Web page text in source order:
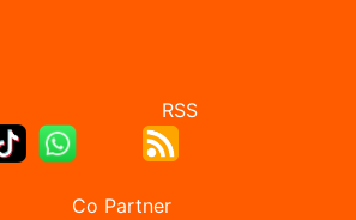
op RSS
Co Partner